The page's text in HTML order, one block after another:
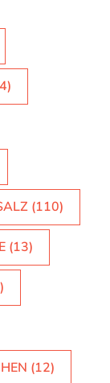
(110)
(13)
(12)